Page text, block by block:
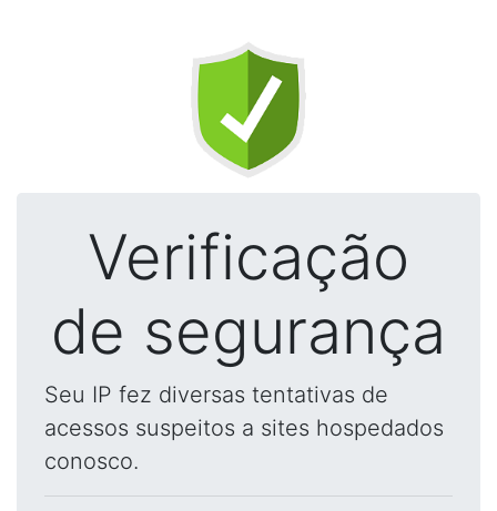
Verificação
de segurança
Seu IP fez diversas tentativas de
acessos suspeitos a sites hospedados
conosco.